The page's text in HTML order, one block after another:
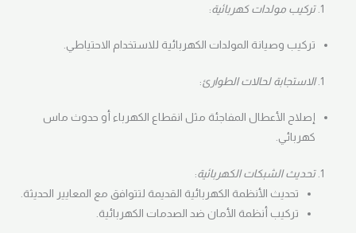
تركيب مولدات كهربائية:
تركيب وصيانة المولدات الكهربائية للاستخدام الاحتياطي.
الاستجابة لحالات الطوارئ:
إصلاح الأعطال المفاجئة مثل انقطاع الكهرباء أو حدوث ماس
كهربائي.
تحديث الشبكات الكهربائية:
تحديث الأنظمة الكهربائية القديمة لتتوافق مع المعايير الحديثة.
تركيب أنظمة الأمان ضد الصدمات الكهربائية.